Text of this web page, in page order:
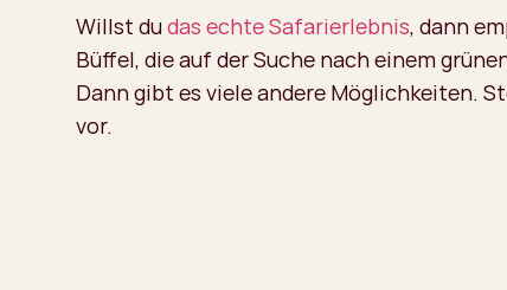
Willst dudas echte Safarierlebnis, dann
Büffel, die auf der Suche nach einem
Dann gibt es viele andere Möglichkeiten.
vor.